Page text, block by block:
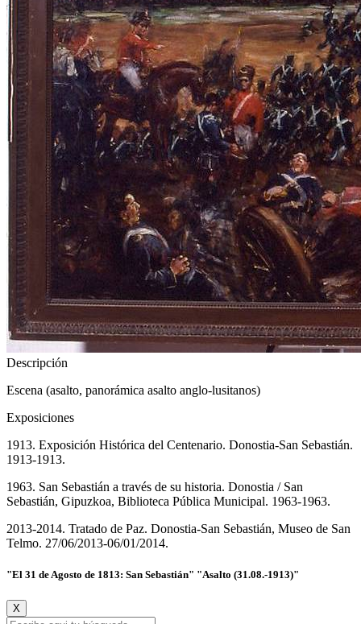
Descripción
Escena (asalto, panorámica asalto anglo-lusitanos)
Exposiciones
1913. Exposición Histórica del Centenario. Donostia-San Sebastián.
1913-1913.
1963. San Sebastián a través de su historia. Donostia / San
Sebastián, Gipuzkoa, Biblioteca Pública Municipal. 1963-1963.
2013-2014. Tratado de Paz. Donostia-San Sebastián, Museo de San
Telmo. 27/06/2013-06/01/2014.
"El 31 de Agosto de 1813: San Sebastián" "Asalto (31.08.-1913)"
X